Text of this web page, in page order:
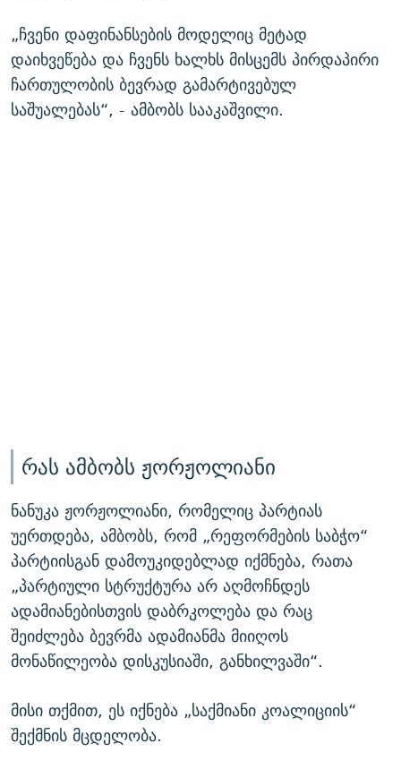
„ჩვენი დაფინანსების მოდელიც მეტად
დაიხვეწება და ჩვენს ხალხს მისცემს პირდაპირი
ჩართულობის ბევრად გამარტივებულ
საშუალებას“, - ამბობს სააკაშვილი.
რას ამბობს ჟორჟოლიანი
ნანუკა ჟორჟოლიანი, რომელიც პარტიას
უერთდება, ამბობს, რომ „რეფორმების საბჭო“
პარტიისგან დამოუკიდებლად იქმნება, რათა
„პარტიული სტრუქტურა არ აღმოჩნდეს
ადამიანებისთვის დაბრკოლება და რაც
შეიძლება ბევრმა ადამიანმა მიიღოს
მონაწილეობა დისკუსიაში, განხილვაში“.
მისი თქმით, ეს იქნება „საქმიანი კოალიციის“
შექმნის მცდელობა.